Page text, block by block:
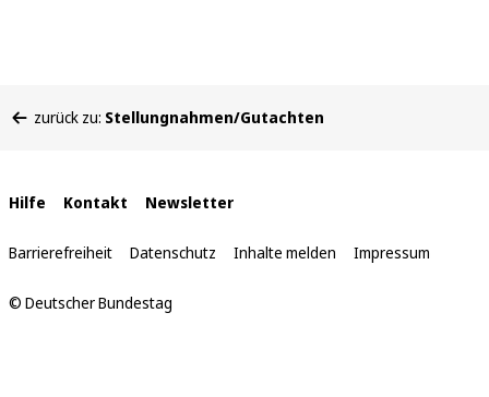
befinden
zurück zu: Stellungnahmen/Gutachten
Interne
Links
Hilfe Kontakt Newsletter
Barrierefreiheit Datenschutz Inhalte melden Impressum
© Deutscher Bundestag